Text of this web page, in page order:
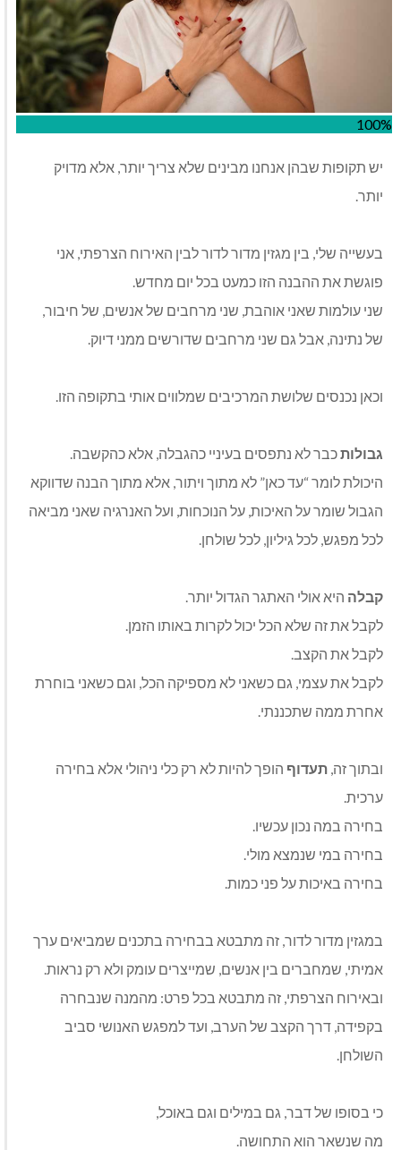
100%
יש תקופות שבהן אנחנו מבינים שלא צריך יותר, אלא מדויק
יותר.
בעשייה שלי, בין מגזין מדור לדור לבין האירוח הצרפתי, אני
פוגשת את ההבנה הזו כמעט בכל יום מחדש.
שני עולמות שאני אוהבת, שני מרחבים של אנשים, של חיבור,
של נתינה, אבל גם שני מרחבים שדורשים ממני דיוק.
וכאן נכנסים שלושת המרכיבים שמלווים אותי בתקופה הזו.
גבולותכבר לא נתפסים בעיניי כהגבלה, אלא כהקשבה.
היכולת לומר “עד כאן” לא מתוך ויתור, אלא מתוך הבנה שדווקא
הגבול שומר על האיכות, על הנוכחות, ועל האנרגיה שאני מביאה
לכל מפגש, לכל גיליון, לכל שולחן.
קבלה היא אולי האתגר הגדול יותר.
לקבל את זה שלא הכל יכול לקרות באותו הזמן.
לקבל את הקצב.
לקבל את עצמי, גם כשאני לא מספיקה הכל, וגם כשאני בוחרת
אחרת ממה שתכננתי.
ובתוך זה, תעדוף הופך להיות לא רק כלי ניהולי אלא בחירה
ערכית.
בחירה במה נכון עכשיו.
בחירה במי שנמצא מולי.
בחירה באיכות על פני כמות.
במגזין מדור לדור, זה מתבטא בבחירה בתכנים שמביאים ערך
אמיתי, שמחברים בין אנשים, שמייצרים עומק ולא רק נראות.
ובאירוח הצרפתי, זה מתבטא בכל פרט: מהמנה שנבחרה
בקפידה, דרך הקצב של הערב, ועד למפגש האנושי סביב
השולחן.
כי בסופו של דבר, גם במילים וגם באוכל,
מה שנשאר הוא התחושה.